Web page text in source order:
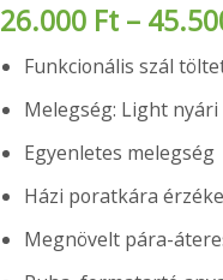
26.000 Ft –
Funkcionális szál
Melegség: Light
Egyenletes melegség
Házi poratkára
Megnövelt pára-